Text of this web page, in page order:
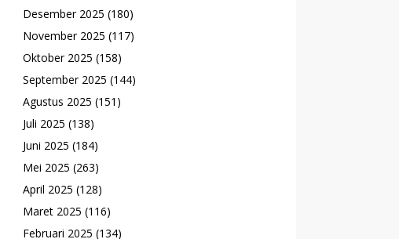
Desember 2025 (180)
November 2025 (117)
Oktober 2025 (158)
September 2025 (144)
Agustus 2025 (151)
Juli 2025 (138)
Juni 2025 (184)
Mei 2025 (263)
April 2025 (128)
Maret 2025 (116)
Februari 2025 (134)